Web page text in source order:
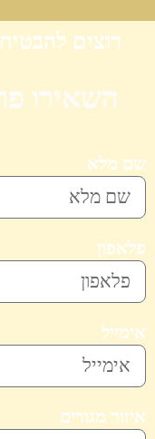
רוצים
השאירו
שם מלא
פלאפון
אימייל
איזור מגורים